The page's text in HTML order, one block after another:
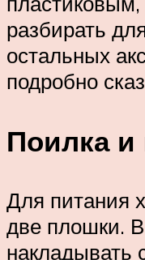
разбирать
остальных
подробно
Поилка и
Для питания
две плошки.
накладывать